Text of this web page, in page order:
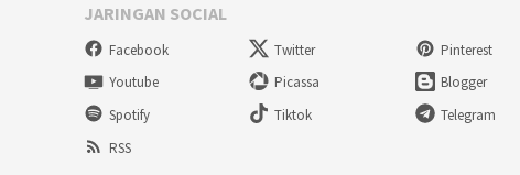
JARINGAN SOCIAL
Facebook Twitter
Pinterest
Youtube
Picassa
Blogger
Spotify
Tiktok
Telegram
RSS